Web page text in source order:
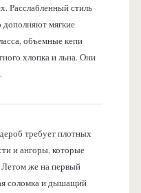
Расслабленный стиль
мягкие
объемные кепи
хлопка и льна. Они
требует плотных
и ангоры, которые
Летом же на первый
соломка и дышащий